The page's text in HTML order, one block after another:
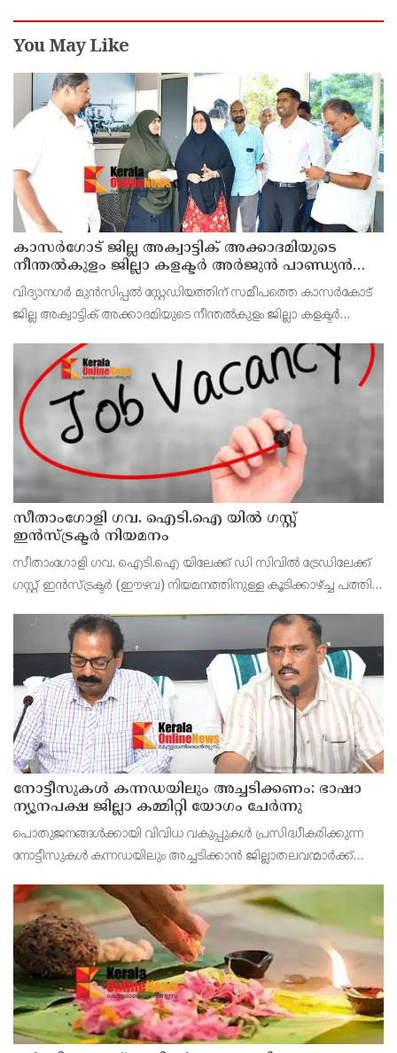
You May Like
കാസർ​ഗോട് ജില്ല അക്വാട്ടിക് അക്കാദമിയുടെ
നീന്തല്‍കുളം ജില്ലാ കളക്ടര്‍ അര്‍ജുന്‍ പാണ്ഡ്യന്‍
സന്ദര്‍ശിച്ചു
വിദ്യാനഗര്‍ മുന്‍സിപ്പല്‍ സ്റ്റേഡിയത്തിന് സമീപത്തെ കാസര്‍കോട്
ജില്ല അക്വാട്ടിക് അക്കാദമിയുടെ നീന്തല്‍കുളം ജില്ലാ കളക്ടര്‍
കൂടുതല്‍ മെച്ചപ്പെട
സീതാംഗോളി ഗവ. ഐടി.ഐ യിൽ ഗസ്റ്റ്
ഇന്‍സ്ട്രക്ടര്‍ നിയമനം
സീതാംഗോളി ഗവ. ഐടി.ഐ യിലേക്ക് ഡി സിവില്‍ ട്രേഡിലേക്ക്
ഗസ്റ്റ് ഇന്‍സ്ട്രക്ടര്‍ (ഈഴവ) നിയമനത്തിനുള്ള കൂടിക്കാഴ്ച്ച പത്തിന്
നോട്ടീസുകള്‍ കന്നഡയിലും അച്ചടിക്കണം: ഭാഷാ
ന്യൂനപക്ഷ ജില്ലാ കമ്മിറ്റി യോഗം ചേര്‍ന്നു
പൊതുജനങ്ങള്‍ക്കായി വിവിധ വകുപ്പുകള്‍ പ്രസിദ്ധീകരിക്കുന്ന
നോട്ടീസുകള്‍ കന്നഡയിലും അച്ചടിക്കാന്‍ ജില്ലാതലവന്മാര്‍ക്ക്
യോഗത്തില്‍ തീരുമാനമായി.